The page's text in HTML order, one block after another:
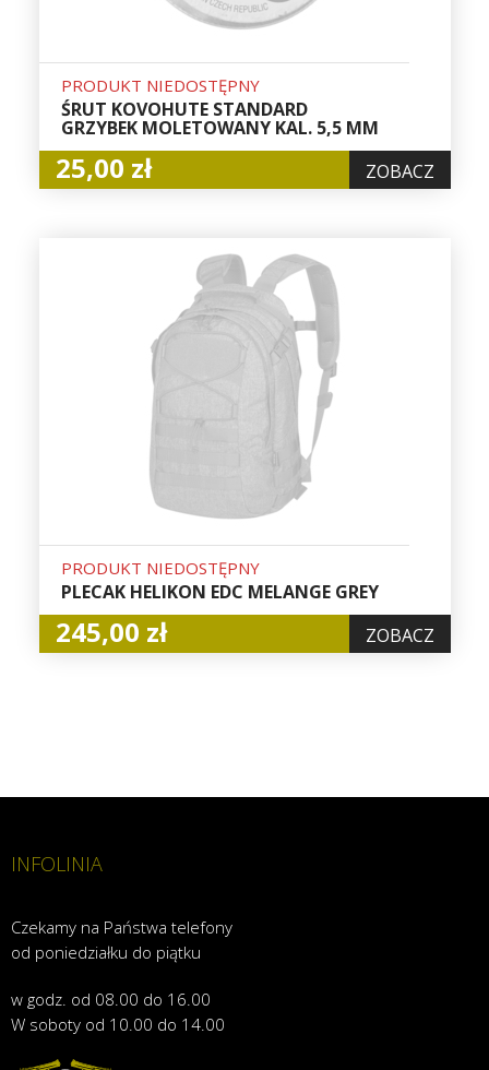
PRODUKT NIEDOSTĘPNY
ŚRUT KOVOHUTE STANDARD
GRZYBEK MOLETOWANY KAL. 5,5 MM
25,00 zł ZOBACZ
PRODUKT NIEDOSTĘPNY
PLECAK HELIKON EDC MELANGE GREY
245,00 zł ZOBACZ
INFOLINIA
Czekamy na Państwa telefony
od poniedziałku do piątku
w godz. od 08.00 do 16.00
W soboty od 10.00 do 14.00